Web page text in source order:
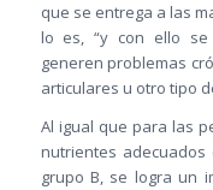
que se entrega a las
lo es, “y con ello se
generen problemas
articulares u otro tipo
Al igual que para las
nutrientes adecuados
grupo B, se logra un